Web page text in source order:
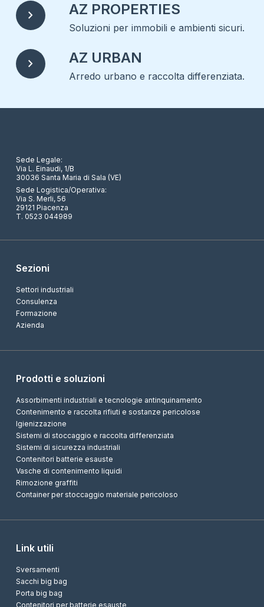
chevron_right AZ PROPERTIES
Soluzioni per immobili e ambienti sicuri.
chevron_right AZ URBAN
Arredo urbano e raccolta differenziata.
Sede Legale:
Via L. Einaudi, 1/B
30036 Santa Maria di Sala (VE)
Sede Logistica/Operativa:
Via S. Merli, 56
29121 Piacenza
T. 0523 044989
Sezioni
Settori industriali
Consulenza
Formazione
Azienda
Prodotti e soluzioni
Assorbimenti industriali e tecnologie antinquinamento
Contenimento e raccolta rifiuti e sostanze pericolose
Igienizzazione
Sistemi di stoccaggio e raccolta differenziata
Sistemi di sicurezza industriali
Contenitori batterie esauste
Vasche di contenimento liquidi
Rimozione graffiti
Container per stoccaggio materiale pericoloso
Link utili
Sversamenti
Sacchi big bag
Porta big bag
Contenitori per batterie esauste